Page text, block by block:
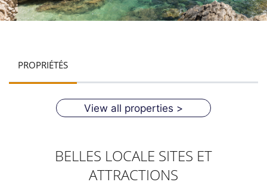
PROPRIÉTÉS
View all properties >
BELLES LOCALE SITES ET
ATTRACTIONS